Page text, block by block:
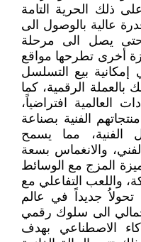
ذلك الحرية التامة
عالية بالوصول الى
يصل الى مرحلة
أخرى تطرحها مواقع
إمكانية بيع التسلسل
بالعملة الرقمية، كما
العالمية افتراضياً،
الفنية بصناعة
الفنية، مما يسمح
والانغماس بسعة
المزج مع الوسائط
واللعب التفاعلي مع
جديداً في عالم
الى سلوك رقمي
الاصطناعي بهدف